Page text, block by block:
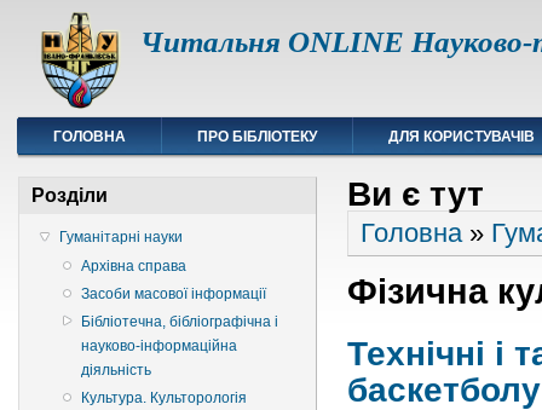
Читальня ONLINE Науково-
ГОЛОВНА ПРО БІБЛІОТЕКУ ДЛЯ КОРИСТУВАЧІВ
Розділи
Гуманітарні науки
Архівна справа
Засоби масової інформації
Бібліотечна, бібліографічна і
науково-інформаційна
діяльність
Культура. Культорологія
Ви є тут
Головна»
Фізична
Технічні і
баскетболу